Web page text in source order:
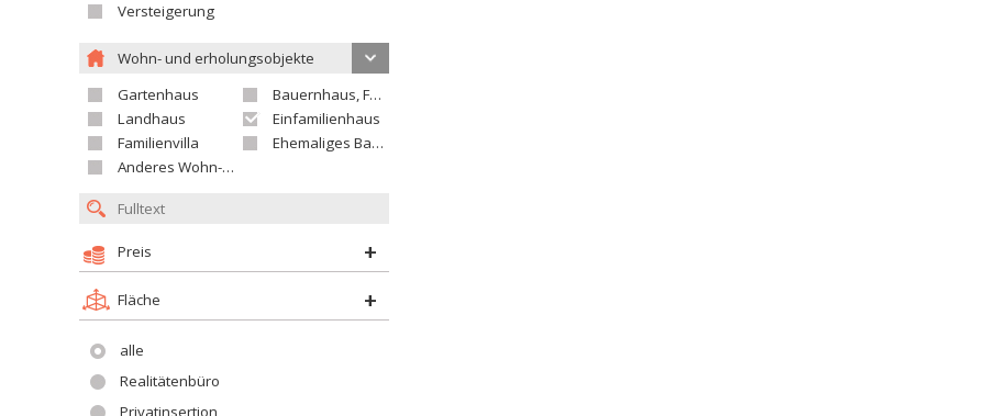
Versteigerung
Wohn- und erholungsobjekte
Gartenhaus
Bauernhaus, Ferienhaus
Landhaus
Einfamilienhaus
Familienvilla
Ehemaliges Bauerngut
Anderes Wohn- oder Ferienobjekt
Preis
Fläche
alle
Realitätenbüro
Privatinsertion